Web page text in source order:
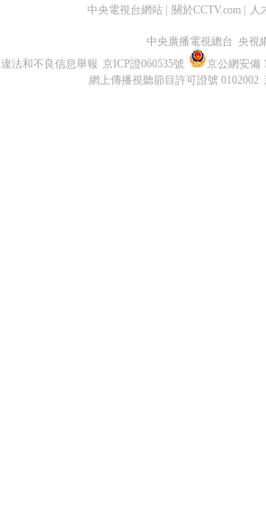
中央電視台網站 | 關於CCTV.com | 人
中央廣播電視總台 央視
違法和不良信息舉報 京ICP證060535號
京公網安備
網上傳播視聽節目許可證號 0102002